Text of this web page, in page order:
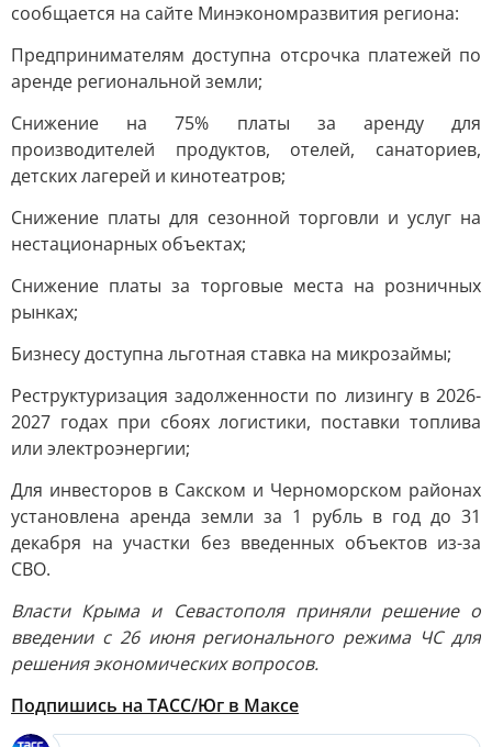
сообщается на сайте Минэкономразвития региона:
Предпринимателям доступна отсрочка платежей по
аренде региональной земли;
Снижение на 75% платы за аренду для
производителей продуктов, отелей, санаториев,
детских лагерей и кинотеатров;
Снижение платы для сезонной торговли и услуг на
нестационарных объектах;
Снижение платы за торговые места на розничных
рынках;
Бизнесу доступна льготная ставка на микрозаймы;
Реструктуризация задолженности по лизингу в 2026-
2027 годах при сбоях логистики, поставки топлива
или электроэнергии;
Для инвесторов в Сакском и Черноморском районах
установлена аренда земли за 1 рубль в год до 31
декабря на участки без введенных объектов из-за
СВО.
Власти Крыма и Севастополя приняли решение о
введении с 26 июня регионального режима ЧС для
решения экономических вопросов.
Подпишись на ТАСС/Юг в Максе